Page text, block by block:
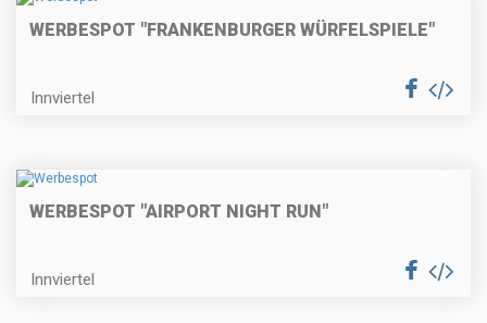
WERBESPOT "FRANKENBURGER WÜRFELSPIELE"
Innviertel
WERBESPOT "AIRPORT NIGHT RUN"
Innviertel